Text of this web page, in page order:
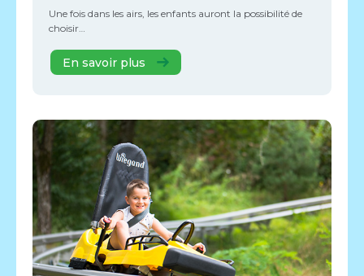
Une fois dans les airs, les enfants auront la possibilité de
choisir…
En savoir plus